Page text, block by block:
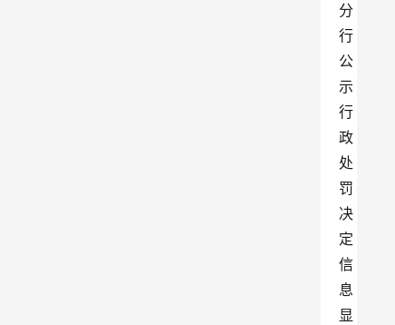
分
行
公
示
行
政
处
罚
决
定
信
息
显